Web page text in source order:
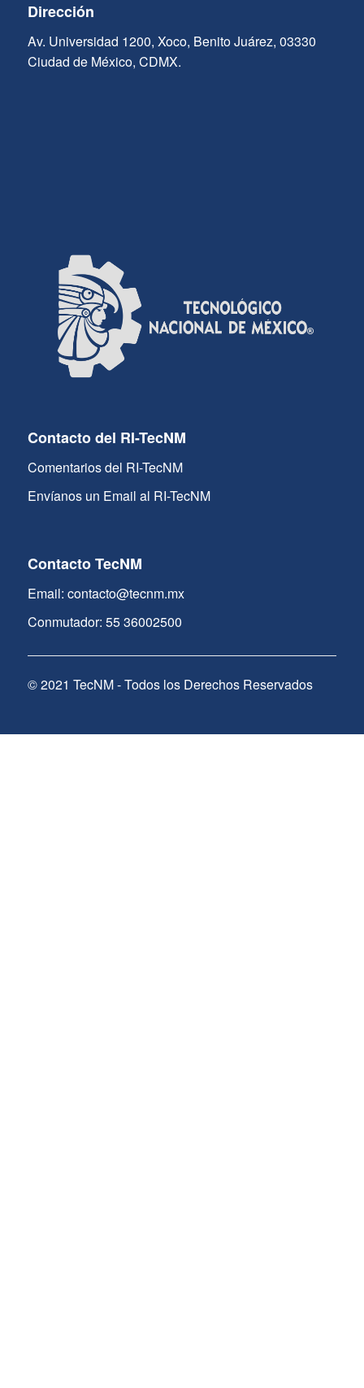
Dirección
Av. Universidad 1200, Xoco, Benito Juárez, 03330
Ciudad de México, CDMX.
Contacto del RI-TecNM
Comentarios del RI-TecNM
Envíanos un Email al RI-TecNM
Contacto TecNM
Email: contacto@tecnm.mx
Conmutador: 55 36002500
© 2021 TecNM - Todos los Derechos Reservados